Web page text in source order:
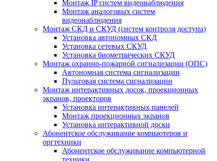
Монтаж IP систем видеонаблюдения
Монтаж аналоговых систем
видеонаблюдения
Монтаж СКД и СКУД (систем контроля доступа)
Установка автономных СКД
Установка сетевых СКУД
Установка биометрических СКУД
Монтаж охранно-пожарной сигнализации (ОПС)
Автономная система сигнализации
Пультовая система сигнализации
Монтаж интерактивных досок, проекционных
экранов, проекторов
Установка интерактивных панелей
Монтаж проекционных экранов
Установка интерактивной доски
Абонентское обслуживание компьютеров и
оргтехники
Абонентское обслуживание компьютерной
техники